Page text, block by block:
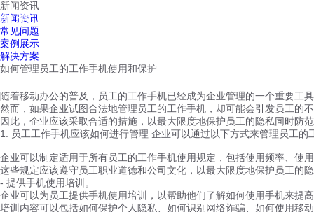
红鹰工作手机
新闻资讯
新闻资讯
常见问题
案例展示
解决方案
如何管理员工的工作手机使用和保护
随着移动办公的普及，员工的工作手机已经成为企业管理的一个重要工
然而，如果企业试图合法地管理员工的工作手机，却可能会引发员工的
因此，企业应该采取合适的措施，以最大限度地保护员工的隐私同时防
1. 员工工作手机应该如何进行管理 企业可以通过以下方式来管理员工
企业可以制定适用于所有员工的工作手机使用规定，包括使用频率、使
这些规定应该遵守员工职业道德和公司文化，以最大限度地保护员工的
- 提供手机使用培训。
企业可以为员工提供手机使用培训，以帮助他们了解如何使用手机来提
培训内容可以包括如何保护个人隐私、如何识别网络诈骗、如何使用移